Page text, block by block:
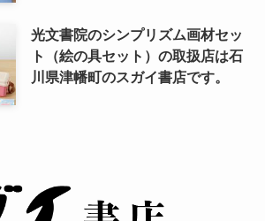
光文書院のシンプリズム画材セッ
ト（絵の具セット）の取扱店は石
川県津幡町のスガイ書店です。